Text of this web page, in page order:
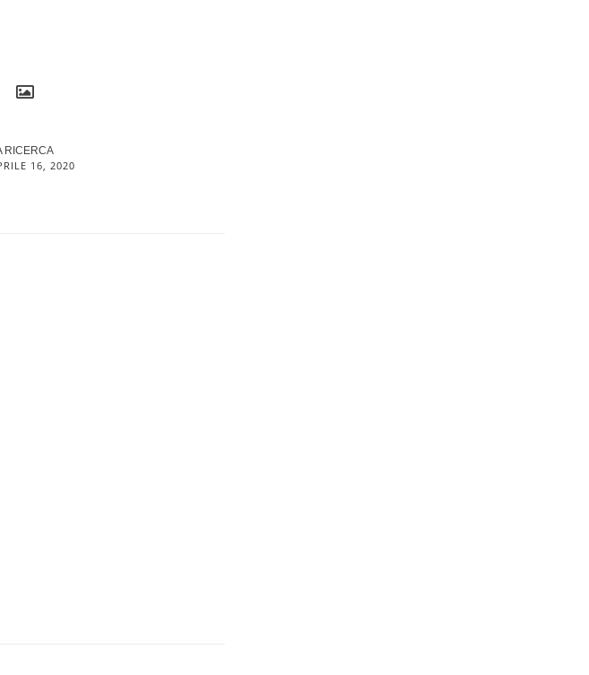
RICERCA
16, 2020